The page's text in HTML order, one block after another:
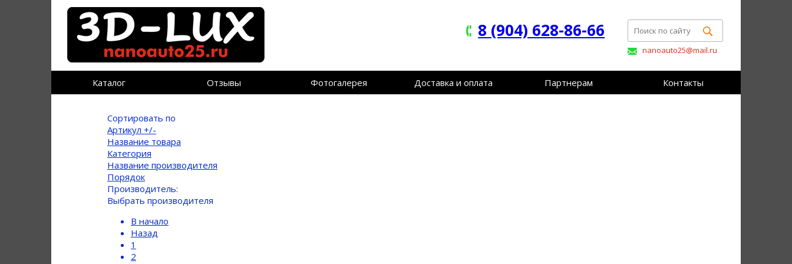
8 (904) 628-86-66
nanoauto25@mail.ru
Каталог Отзывы Фотогалерея Доставка и оплата Партнерам Контакты
Сортировать по
Артикул +/-
Название товара
Категория
Название производителя
Порядок
Производитель:
Выбрать производителя
В начало
Назад
1
2